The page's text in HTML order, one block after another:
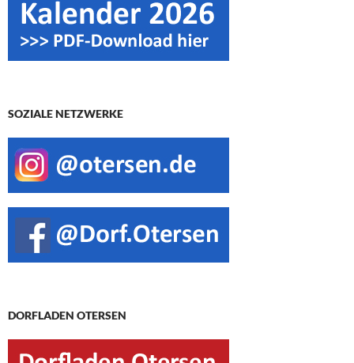
SOZIALE NETZWERKE
DORFLADEN OTERSEN